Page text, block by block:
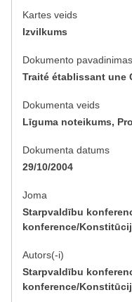
Kartes veids
Izvilkums
Dokumento pavadinimas
Traité établissant une
Dokumenta veids
Līguma noteikums,
Dokumenta datums
29/10/2004
Joma
Starpvaldību
konference/
Autors(-i)
Starpvaldību
konference/